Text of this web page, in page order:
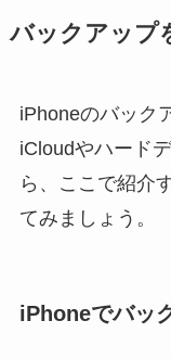
バックアップ
iPhoneのバック
iCloudやハード
ら、ここで紹介
てみましょう。
iPhoneでバッ